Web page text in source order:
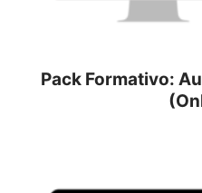
Pack Formativo: